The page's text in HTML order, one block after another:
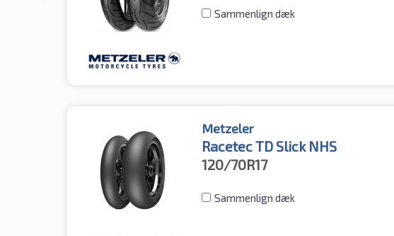
Sammenlign dæk
Metzeler
Racetec TD Slick NHS
120/70R17
Sammenlign dæk